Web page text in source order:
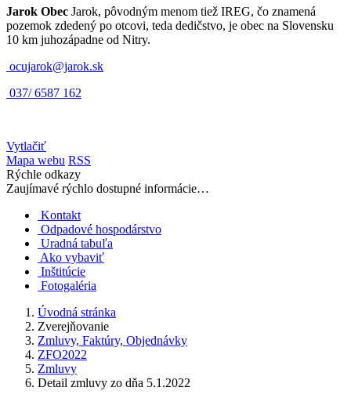
Jarok Obec Jarok, pôvodným menom tiež IREG, čo znamená
pozemok zdedený po otcovi, teda dedičstvo, je obec na Slovensku
10 km juhozápadne od Nitry.
ocujarok@jarok.sk
037/ 6587 162
Vytlačiť
Mapa webu RSS
Rýchle odkazy
Zaujímavé rýchlo dostupné informácie…
Kontakt
Odpadové hospodárstvo
Uradná tabuľa
Ako vybaviť
Inštitúcie
Fotogaléria
Úvodná stránka
Zverejňovanie
Zmluvy, Faktúry, Objednávky
ZFO2022
Zmluvy
Detail zmluvy zo dňa 5.1.2022